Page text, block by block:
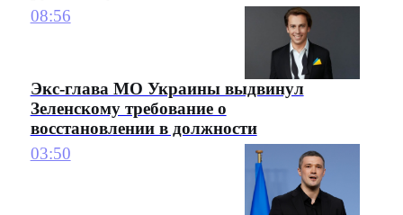
08:56
Экс-глава МО Украины выдвинул
Зеленскому требование о
восстановлении в должности
03:50